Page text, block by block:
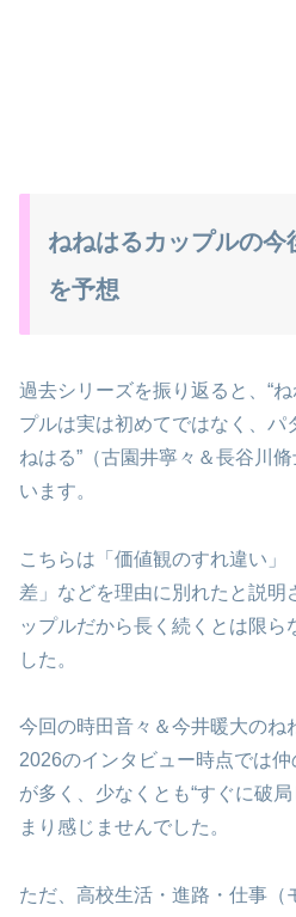
ねねはるカップルの今
を予想
過去シリーズを振り返ると、“
プルは実は初めてではなく、パ
ねはる”（古園井寧々＆長谷川
います。
こちらは「価値観のすれ違い」
差」などを理由に別れたと説明
ップルだから長く続くとは限ら
した。
今回の時田音々＆今井暖大のね
2026のインタビュー時点では
が多く、少なくとも“すぐに破
まり感じませんでした。
ただ、高校生活・進路・仕事（